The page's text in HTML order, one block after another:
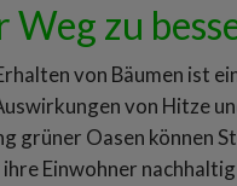
Weg zu
von Bäumen ist
von Hitze
grüner Oasen können
Einwohner